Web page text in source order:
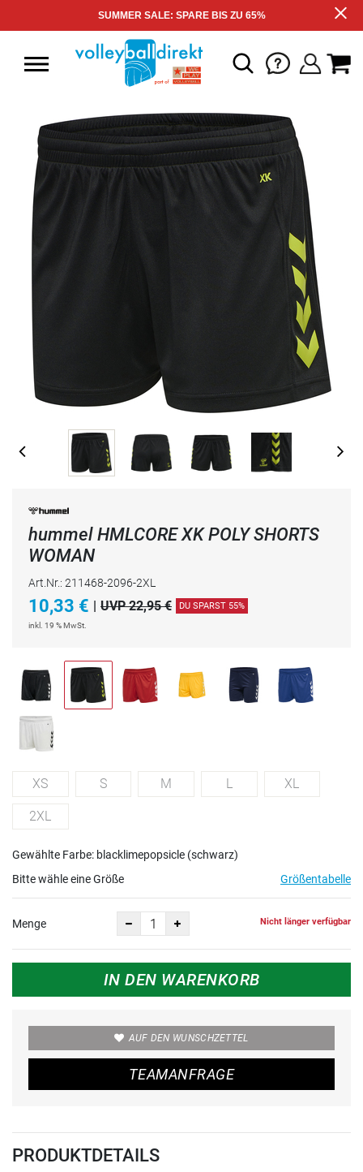
SUMMER SALE: SPARE BIS ZU 65%
hummel HMLCORE XK POLY SHORTS
WOMAN
Art.Nr.: 211468-2096-2XL
10,33 € | UVP 22,95 € DU SPARST 55%
inkl. 19 % MwSt.
XS S M L XL
2XL
Gewählte Farbe: blacklimepopsicle (schwarz)
Bitte wähle eine Größe
Größentabelle
Menge Nicht länger verfügbar
IN DEN WARENKORB
AUF DEN WUNSCHZETTEL
TEAMANFRAGE
PRODUKTDETAILS